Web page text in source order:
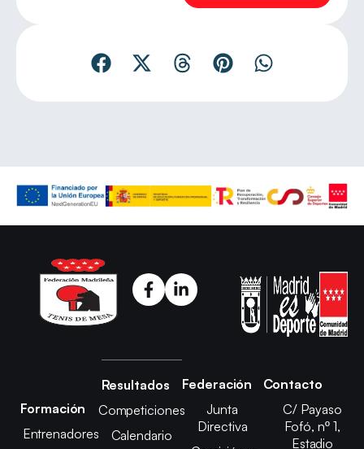
Formación
Entrenadores
Resultados
Competiciones
Calendario
Federación
Junta
Directiva
Contacto
C/ Payaso
Fofó, nº 1,
Estadio